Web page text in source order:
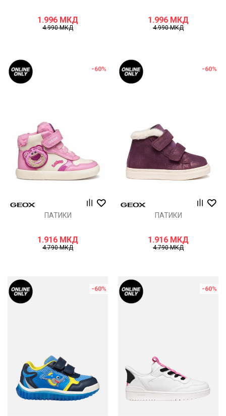
1.996 МКД
4.990МКД
1.996 МКД
4.990МКД
-60%
ПАТИКИ
1.916 МКД
4.790МКД
-60%
ПАТИКИ
1.916 МКД
4.790МКД
-60% -60%